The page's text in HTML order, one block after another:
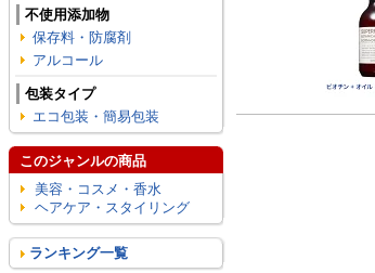
不使用添加物
保存料・防腐剤
アルコール
包装タイプ
エコ包装・簡易包装
このジャンルの商品
美容・コスメ・香水
ヘアケア・スタイリング
ランキング一覧